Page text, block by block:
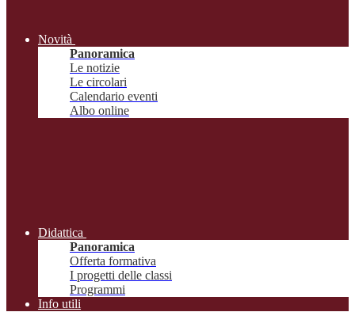
Novità
Panoramica
Le notizie
Le circolari
Calendario eventi
Albo online
Didattica
Panoramica
Offerta formativa
I progetti delle classi
Programmi
Info utili